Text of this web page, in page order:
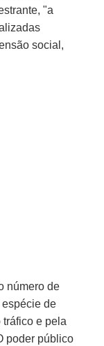
"a
social,
número de
de
e pela
poder público